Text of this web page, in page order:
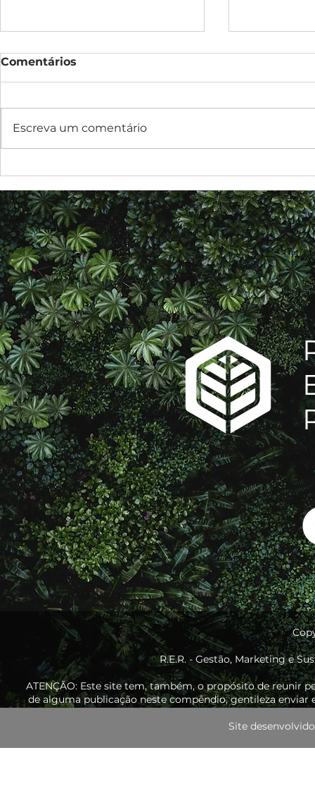
Comentários
Escreva um comentário
R.E.R. - Gestão, Marketing e
ATENÇÃO: Este site tem, também, o propósito de reunir
de alguma publicação neste compêndio, gentileza
Site